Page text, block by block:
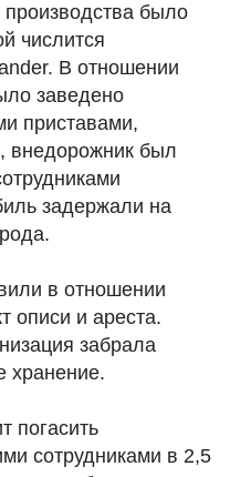
производства было
числится
В отношении
заведено
приставами,
внедорожник был
задержали на
в отношении
описи и ареста.
забрала
хранение.
погасить
сотрудниками в 2,5